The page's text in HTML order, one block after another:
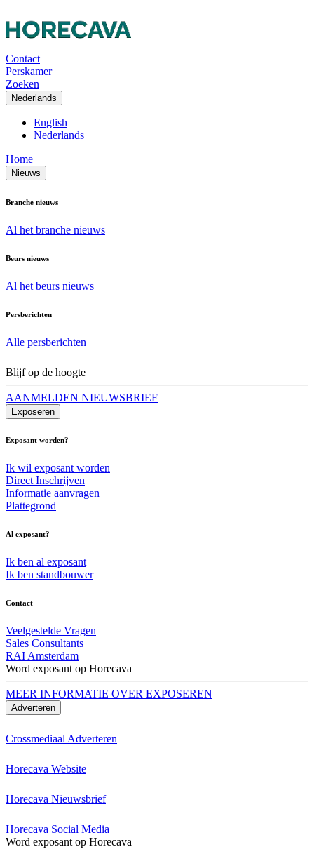
Contact
Perskamer
Zoeken
Nederlands
English
Nederlands
Home
Nieuws
Branche nieuws
Al het branche nieuws
Beurs nieuws
Al het beurs nieuws
Persberichten
Alle persberichten
Blijf op de hoogte
AANMELDEN NIEUWSBRIEF
Exposeren
Exposant worden?
Ik wil exposant worden
Direct Inschrijven
Informatie aanvragen
Plattegrond
Al exposant?
Ik ben al exposant
Ik ben standbouwer
Contact
Veelgestelde Vragen
Sales Consultants
RAI Amsterdam
Word exposant op Horecava
MEER INFORMATIE OVER EXPOSEREN
Adverteren
Crossmediaal Adverteren
Horecava Website
Horecava Nieuwsbrief
Horecava Social Media
Word exposant op Horecava